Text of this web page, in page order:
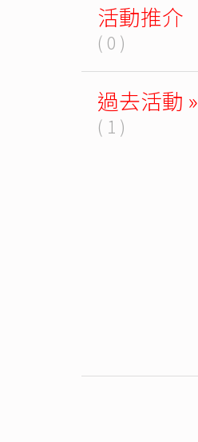
活動推介
( 0 )
過去活動 »
( 1 )